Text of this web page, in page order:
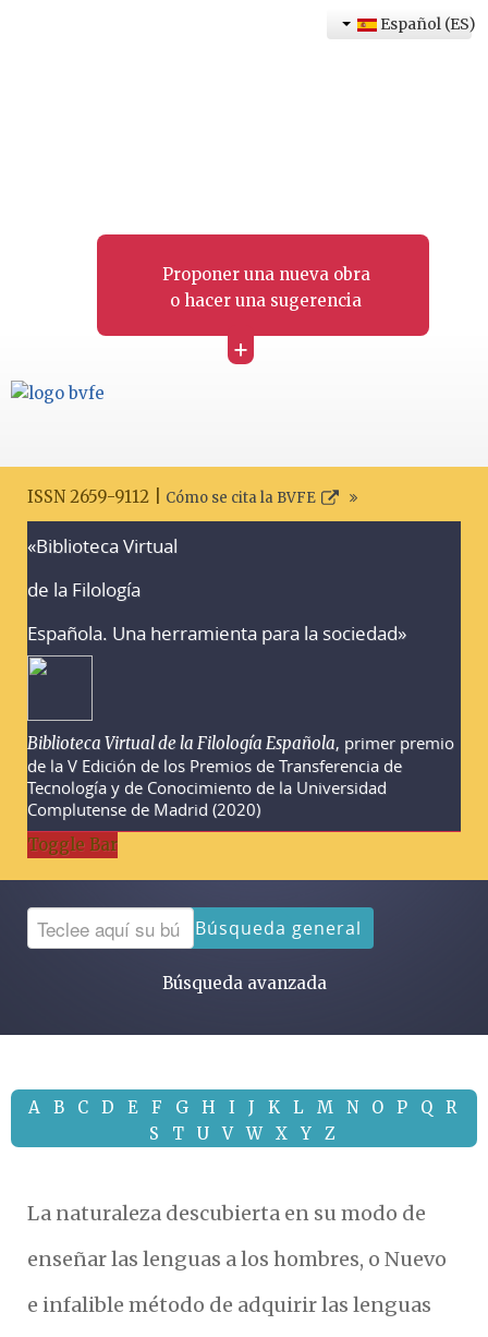
Proponer una nueva obra
o hacer una sugerencia
+
Español (ES)
ISSN 2659-9112 | Cómo se cita la BVFE
«Biblioteca Virtual
de la Filología
Española. Una herramienta para la sociedad»
Biblioteca Virtual de la Filología Española, primer premio
de la V Edición de los Premios de Transferencia de
Tecnología y de Conocimiento de la Universidad
Complutense de Madrid (2020)
Toggle Bar
Búsqueda general
Búsqueda avanzada
A B C D E F G H I J K L M N O P Q
R
S
T U V W X Y Z
La naturaleza descubierta en su modo de
enseñar las lenguas a los hombres, o Nuevo
e infalible método de adquirir las lenguas